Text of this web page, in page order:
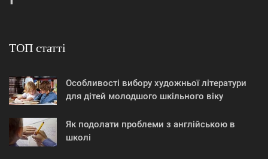
ТОП статті
Особливості вибору художньої літератури
для дітей молодшого шкільного віку
Як подолати проблеми з англійською в
школі